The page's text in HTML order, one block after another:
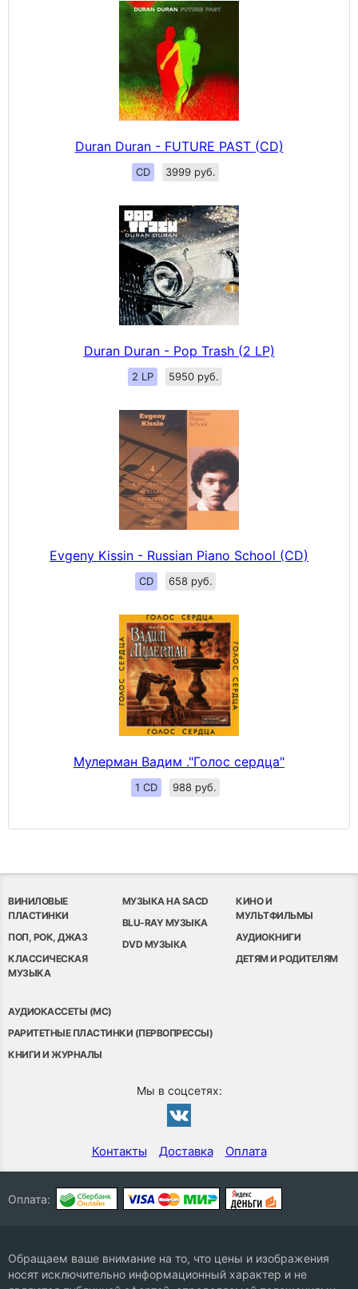
Duran Duran - FUTURE PAST (CD)
CD 3999 руб.
Duran Duran - Pop Trash (2 LP)
2 LP 5950 руб.
Evgeny Kissin - Russian Piano School (CD)
CD 658 руб.
Мулерман Вадим ."Голос сердца"
1 CD 988 руб.
ВИНИЛОВЫЕ
ПЛАСТИНКИ
ПОП, РОК, ДЖАЗ
КЛАССИЧЕСКАЯ
МУЗЫКА
МУЗЫКА НА SACD
BLU-RAY МУЗЫКА
DVD МУЗЫКА
КИНО И
МУЛЬТФИЛЬМЫ
АУДИОКНИГИ
ДЕТЯМ И РОДИТЕЛЯМ
АУДИОКАССЕТЫ (MC)
РАРИТЕТНЫЕ ПЛАСТИНКИ (ПЕРВОПРЕССЫ)
КНИГИ И ЖУРНАЛЫ
Мы в соцсетях:
Контакты Доставка Оплата
Оплата:
Обращаем ваше внимание на то, что цены и изображения
носят исключительно информационный характер и не